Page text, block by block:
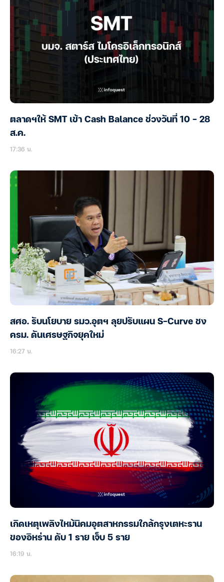
ตลาดฯให้ SMT เข้า Cash Balance ช่วงวันที่ 10 – 28
ส.ค.
17:36 น.
สศอ. รับนโยบาย รมว.อุตฯ ลุยปรับแผน S-Curve ชง
ครม. ดันเศรษฐกิจยุคใหม่
16:27 น.
เกิดเหตุเพลิงไหม้นิคมอุตสาหกรรมใกล้กรุงเตหะราน
ของอิหร่าน ดับ 1 ราย เจ็บ 5 ราย
16:19 น.